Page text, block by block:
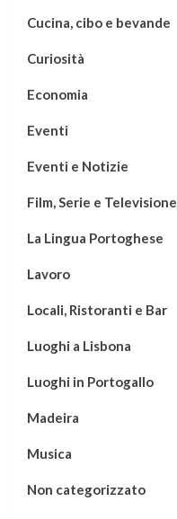
Cucina, cibo e bevande
Curiosità
Economia
Eventi
Eventi e Notizie
Film, Serie e Televisione
La Lingua Portoghese
Lavoro
Locali, Ristoranti e Bar
Luoghi a Lisbona
Luoghi in Portogallo
Madeira
Musica
Non categorizzato